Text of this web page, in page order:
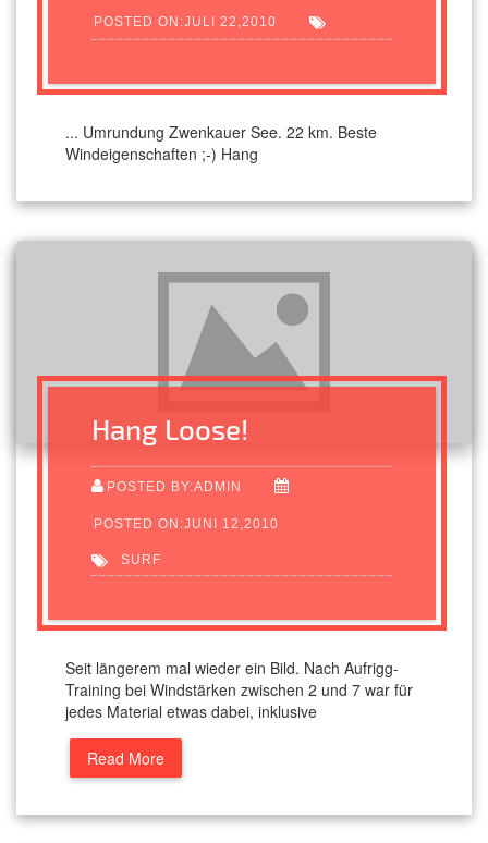
POSTED ON:JULI 22,2010
... Umrundung Zwenkauer See. 22 km. Beste
Windeigenschaften ;-) Hang
Hang Loose!
POSTED BY:ADMIN
POSTED ON:JUNI 12,2010
SURF
Seit längerem mal wieder ein Bild. Nach Aufrigg-
Training bei Windstärken zwischen 2 und 7 war für
jedes Material etwas dabei, inklusive
Read More